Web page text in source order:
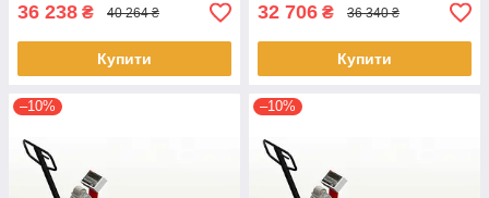
36 238 ₴ 40 264 ₴
Купити
32 706 ₴ 36 340 ₴
Купити
–10% –10%